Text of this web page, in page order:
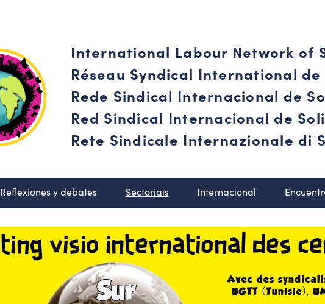
International Labour Network of
Réseau Syndical International
Rede Sindical Internacional de
Red Sindical Internacional de
Rete Sindicale Internazionale di
Reflexiones y debates Sectoriais Internacional